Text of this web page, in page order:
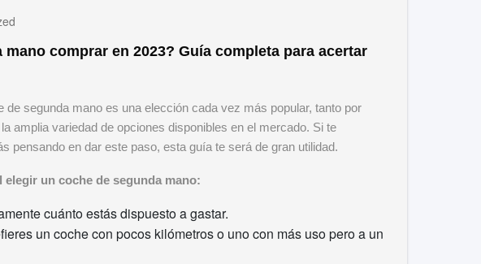
mano comprar en 2023? Guía completa para acertar
de segunda mano es una elección cada vez más popular, tanto por
amplia variedad de opciones disponibles en el mercado. Si te
pensando en dar este paso, esta guía te será de gran utilidad.
un coche de segunda mano:
cuánto estás dispuesto a gastar.
un coche con pocos kilómetros o uno con más uso pero a un